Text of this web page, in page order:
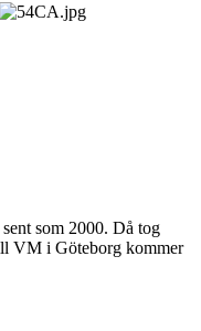
som 2000. Då tog
VM i Göteborg kommer